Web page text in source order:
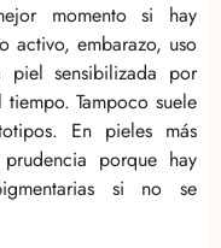
momento si hay
activo, embarazo, uso
piel sensibilizada por
Tampoco suele
En pieles más
porque hay
si no se